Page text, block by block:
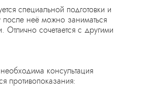
специальной подготовки и
после неё можно заниматься
сочетается с другими
консультация
противопоказания: